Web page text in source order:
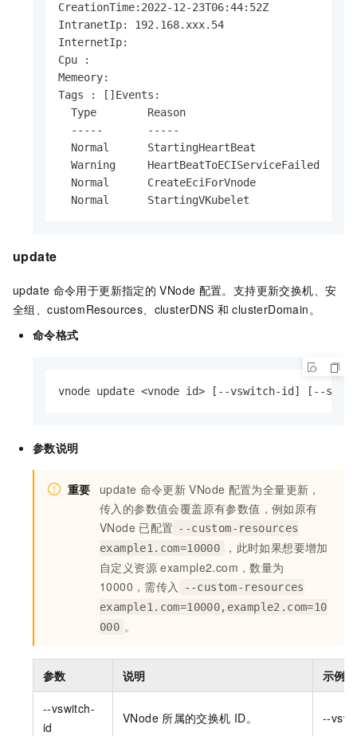
CreationTime:2022-12-23T06:44:52Z
IntranetIp: 192.168.xxx.54
InternetIp:
Cpu :
Memeory:
Tags : []Events:
Type        Reason
-----       -----
Normal      StartingHeartBeat
Warning     HeartBeatToECIServiceFailed
Normal      CreateEciForVnode
Normal      StartingVKubelet
update
update 命令用于更新指定的 VNode 配置。支持更新交换机、安
全组、customResources、clusterDNS 和 clusterDomain。
命令格式
vnode update <vnode id> [--vswitch-id] [--
参数说明
重要 update 命令更新 VNode 配置为全量更新，
传入的参数值会覆盖原有参数值，例如原有
VNode 已配置 --custom-resources
example1.com=10000
，此时如果想要增加
自定义资源 example2.com，数量为
10000，需传入
--custom-resources
example1.com=10000,example2.com=10
000 。
参数 说明 示例
--vswitch-
id
VNode 所属的交换机 ID。 --